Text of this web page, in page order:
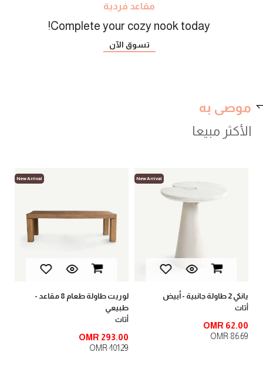
مقاعد فردية
Complete your cozy nook today!
تسوق الآن
موصى به
New Arrival
لوريت طاولة طعام 8 مقاعد -
طبيعي
OMR 293.00
New Arrival
لوبين طاولة طرفية كبيرة - طبيعي
OMR 73.00
OMR 92.00
الأكثر مبيعا